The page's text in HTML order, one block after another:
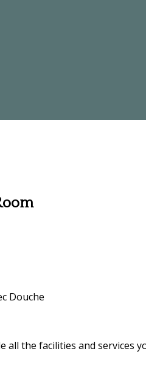
Douche
all the facilities and services